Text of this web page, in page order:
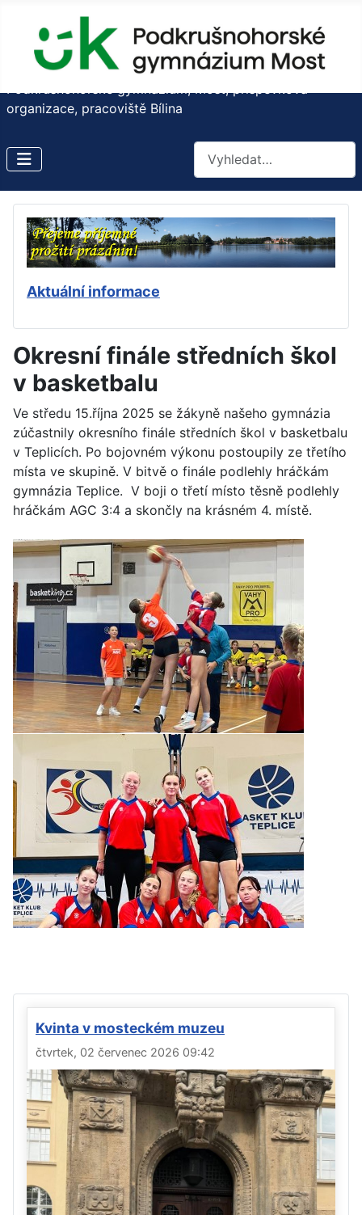
organizace, pracoviště Bílina
Hledat
Aktuální informace
Okresní finále středních škol
v basketbalu
Ve středu 15.října 2025 se žákyně našeho gymnázia
zúčastnily okresního finále středních škol v basketbalu
v Teplicích. Po bojovném výkonu postoupily ze třetího
místa ve skupině. V bitvě o finále podlehly hráčkám
gymnázia Teplice. V boji o třetí místo těsně podlehly
hráčkám AGC 3:4 a skončly na krásném 4. místě.
Kvinta v mosteckém muzeu
čtvrtek, 02 červenec 2026 09:42